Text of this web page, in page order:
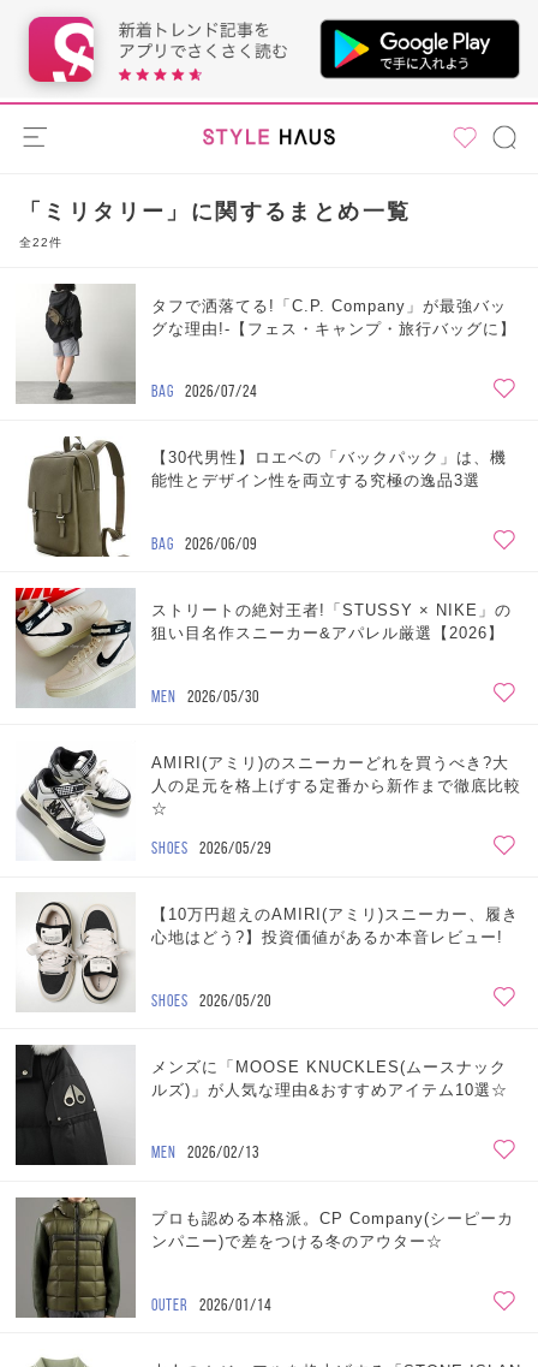
「ミリタリー」に関するまとめ一覧
全22件
タフで洒落てる!「C.P. Company」が最強バッ
グな理由!-【フェス・キャンプ・旅行バッグに】
BAG 2026/07/24
【30代男性】ロエベの「バックパック」は、機
能性とデザイン性を両立する究極の逸品3選
BAG 2026/06/09
ストリートの絶対王者!「STUSSY × NIKE」の
狙い目名作スニーカー&アパレル厳選【2026】
MEN 2026/05/30
AMIRI(アミリ)のスニーカーどれを買うべき?大
人の足元を格上げする定番から新作まで徹底比較
☆
SHOES 2026/05/29
【10万円超えのAMIRI(アミリ)スニーカー、履き
心地はどう?】投資価値があるか本音レビュー!
SHOES 2026/05/20
メンズに「MOOSE KNUCKLES(ムースナック
ルズ)」が人気な理由&おすすめアイテム10選☆
MEN 2026/02/13
プロも認める本格派。CP Company(シーピーカ
ンパニー)で差をつける冬のアウター☆
OUTER 2026/01/14